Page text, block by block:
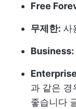
Free
무제한: 사
Business:
과 같은 경
좋습니다